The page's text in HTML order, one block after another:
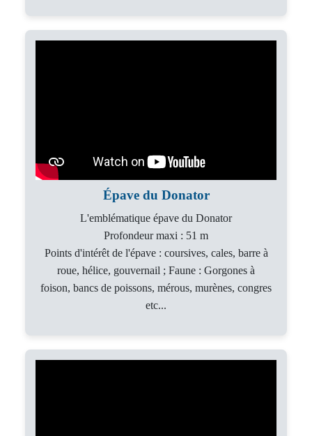
Épave du Donator
L'emblématique épave du Donator
Profondeur maxi : 51 m
Points d'intérêt de l'épave : coursives, cales, barre à
roue, hélice, gouvernail ; Faune : Gorgones à
foison, bancs de poissons, mérous, murènes, congres
etc...